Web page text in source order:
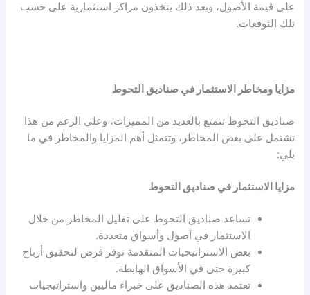
على قيمة الأصول، وبعد ذلك يتخذون مراكز استثمارية على حسب
تلك التوقعات.
مزايا ومخاطر الاستثمار في صناديق التحوط
صناديق التحوط تتمتع بالعديد من المميزات، وعلى الرغم من هذا
تشتمل على بعض المخاطر، وتتمثل أهم المزايا والمخاطر في ما
يلي:
مزايا الاستثمار في صناديق التحوط
تساعد صناديق التحوط على تقليل المخاطر من خلال
الاستثمار في أصول وأسواق متعددة.
بعض الاستراتيجيات المتقدمة توفر فرص لتحقيق أرباح
كبيرة حتى في الأسواق الهابطة.
تعتمد هذه الصناديق على خبراء ماليين واستراتيجيات